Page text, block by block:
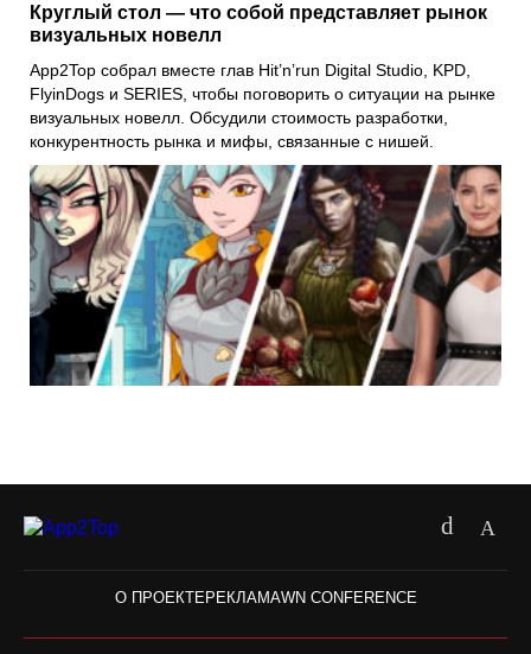
Круглый стол — что собой представляет рынок
визуальных новелл
App2Top собрал вместе глав Hit’n’run Digital Studio, KPD,
FlyinDogs и SERIES, чтобы поговорить о ситуации на рынке
визуальных новелл. Обсудили стоимость разработки,
конкурентность рынка и мифы, связанные с нишей.
О ПРОЕКТЕРЕКЛАМАWN CONFERENCE